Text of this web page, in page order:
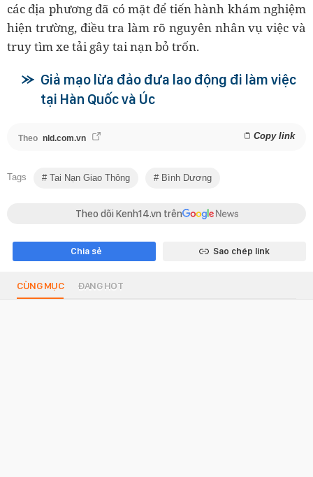
các địa phương đã có mặt để tiến hành khám nghiệm
hiện trường, điều tra làm rõ nguyên nhân vụ việc và
truy tìm xe tải gây tai nạn bỏ trốn.
Giả mạo lừa đảo đưa lao động đi làm việc
tại Hàn Quốc và Úc
Theo nld.com.vn Copy link
Tags Tai Nạn Giao Thông Bình Dương
Theo dõi Kenh14.vn trên
Chia sẻ Sao chép link
CÙNG MỤC ĐANG HOT